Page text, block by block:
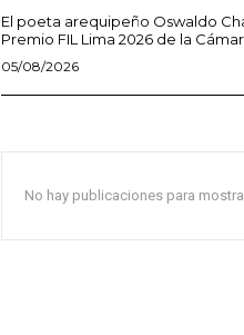
El poeta arequipeño Oswaldo
Premio FIL Lima 2026 de la
05/08/2026
No hay publicaciones para